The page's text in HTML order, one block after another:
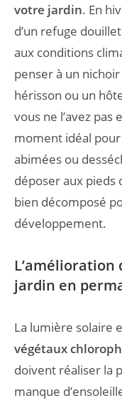
votre jardin. En
d’un refuge
aux conditions
penser à un
hérisson ou un
vous ne l’avez pas
moment idéal
abimées ou
déposer aux pieds
bien décomposé
développement.
L’amélioration
jardin en
La lumière solaire
végétaux
doivent réaliser la
manque